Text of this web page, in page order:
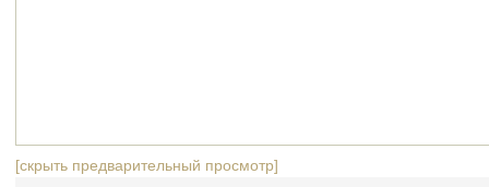
[скрыть предварительный просмотр]